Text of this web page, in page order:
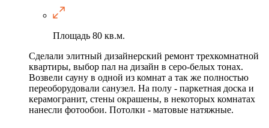
Площадь 80 кв.м.
Сделали элитный дизайнерский ремонт трехкомнатной
квартиры, выбор пал на дизайн в серо-белых тонах.
Возвели сауну в одной из комнат а так же полностью
переоборудовали санузел. На полу - паркетная доска и
керамогранит, стены окрашены, в некоторых комнатах
нанесли фотообои. Потолки - матовые натяжные.